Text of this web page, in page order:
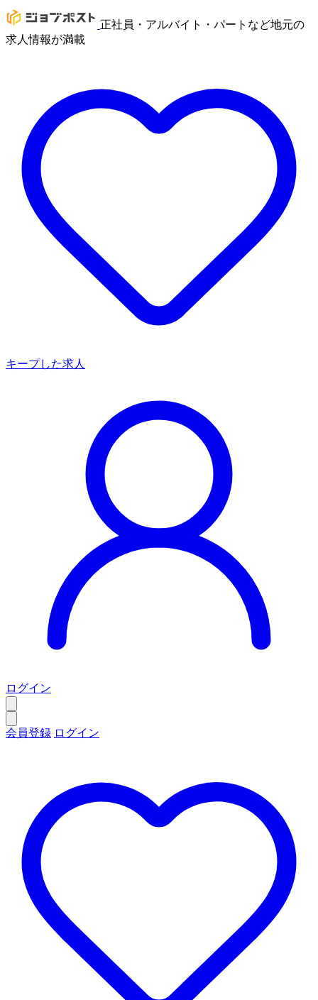
正社員・アルバイト・パートなど地元の
求人情報が満載
キープした求人
ログイン
会員登録 ログイン